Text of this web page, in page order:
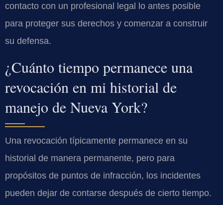
contacto con un profesional legal lo antes posible
para proteger sus derechos y comenzar a construir
su defensa.
¿Cuánto tiempo permanece una
revocación en mi historial de
manejo de Nueva York?
Una revocación típicamente permanece en su
historial de manera permanente, pero para
propósitos de puntos de infracción, los incidentes
pueden dejar de contarse después de cierto tiempo.